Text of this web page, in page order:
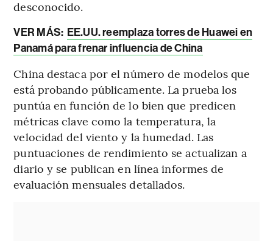
desconocido.
VER MÁS: EE.UU. reemplaza torres de Huawei en
Panamá para frenar influencia de China
China destaca por el número de modelos que
está probando públicamente. La prueba los
puntúa en función de lo bien que predicen
métricas clave como la temperatura, la
velocidad del viento y la humedad. Las
puntuaciones de rendimiento se actualizan a
diario y se publican en línea informes de
evaluación mensuales detallados.